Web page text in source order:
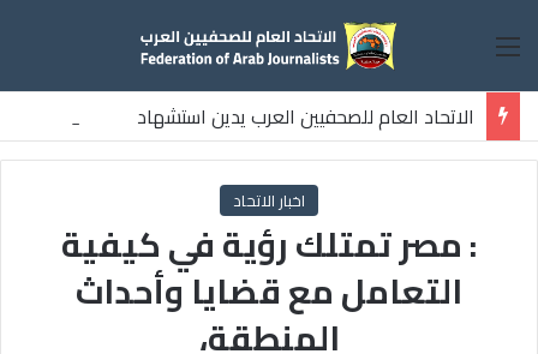
القائمة
الاتحاد العام للصحفيين العرب يدين استشهاد
ثلاثة صحفيين فلسطينيين باستهداف إسرائيلي وسط قطاع غزة
اخبار الاتحاد
: مصر تمتلك رؤية في كيفية
التعامل مع قضايا وأحداث
المنطقة،